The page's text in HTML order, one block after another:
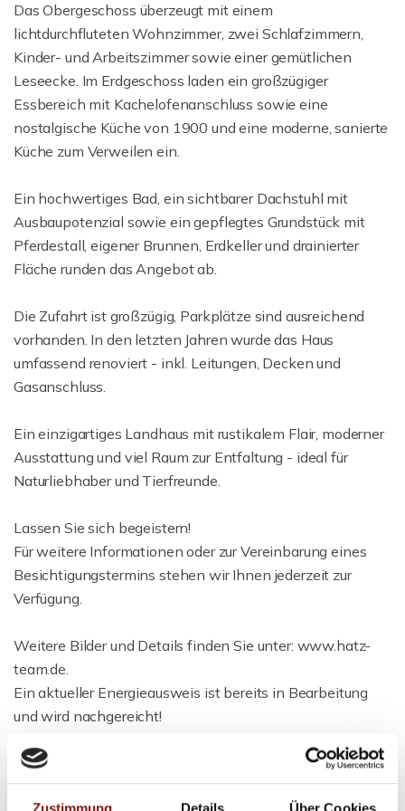
Das Obergeschoss überzeugt mit einem
lichtdurchfluteten Wohnzimmer, zwei Schlafzimmern,
Kinder- und Arbeitszimmer sowie einer gemütlichen
Leseecke. Im Erdgeschoss laden ein großzügiger
Essbereich mit Kachelofenanschluss sowie eine
nostalgische Küche von 1900 und eine moderne, sanierte
Küche zum Verweilen ein.
Ein hochwertiges Bad, ein sichtbarer Dachstuhl mit
Ausbaupotenzial sowie ein gepflegtes Grundstück mit
Pferdestall, eigener Brunnen, Erdkeller und drainierter
Fläche runden das Angebot ab.
Die Zufahrt ist großzügig, Parkplätze sind ausreichend
vorhanden. In den letzten Jahren wurde das Haus
umfassend renoviert - inkl. Leitungen, Decken und
Gasanschluss.
Ein einzigartiges Landhaus mit rustikalem Flair, moderner
Ausstattung und viel Raum zur Entfaltung - ideal für
Naturliebhaber und Tierfreunde.
Lassen Sie sich begeistern!
Für weitere Informationen oder zur Vereinbarung eines
Besichtigungstermins stehen wir Ihnen jederzeit zur
Verfügung.
Weitere Bilder und Details finden Sie unter: www.hatz-
team.de.
Ein aktueller Energieausweis ist bereits in Bearbeitung
und wird nachgereicht!
aufgenommen.